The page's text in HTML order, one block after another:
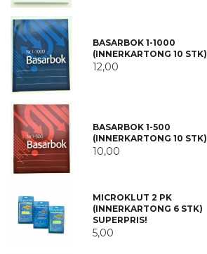
BASARBOK 1-1000
(INNERKARTONG 10 STK)
12,00
BASARBOK 1-500
(INNERKARTONG 10 STK)
10,00
MICROKLUT 2 PK
(INNERKARTONG 6 STK)
SUPERPRIS!
5,00